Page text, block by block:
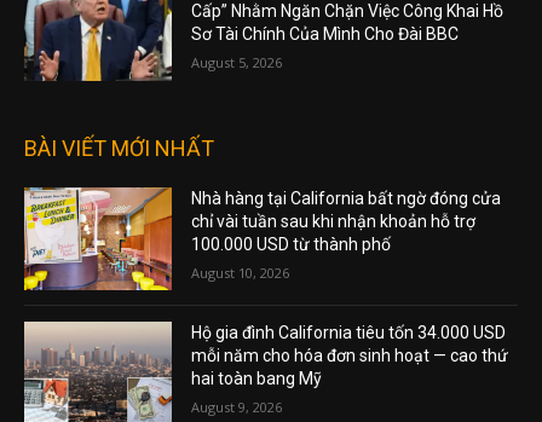
Cấp” Nhằm Ngăn Chặn Việc Công Khai Hồ
Sơ Tài Chính Của Mình Cho Đài BBC
August 5, 2026
BÀI VIẾT MỚI NHẤT
Nhà hàng tại California bất ngờ đóng cửa
chỉ vài tuần sau khi nhận khoản hỗ trợ
100.000 USD từ thành phố
August 10, 2026
Hộ gia đình California tiêu tốn 34.000 USD
mỗi năm cho hóa đơn sinh hoạt — cao thứ
hai toàn bang Mỹ
August 9, 2026